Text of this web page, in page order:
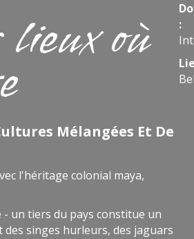
où
Mélangées Et De
l'héritage colonial maya,
un tiers du pays constitue un
singes hurleurs, des jaguars
: